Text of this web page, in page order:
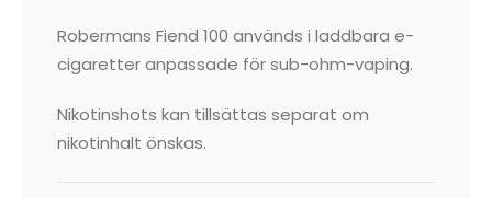
Robermans Fiend 100 används i laddbara e-
cigaretter anpassade för sub-ohm-vaping.
Nikotinshots kan tillsättas separat om
nikotinhalt önskas.